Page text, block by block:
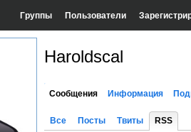
Группы Пользователи
Haroldscal
Сообщения Информация
Все Посты Твиты RSS